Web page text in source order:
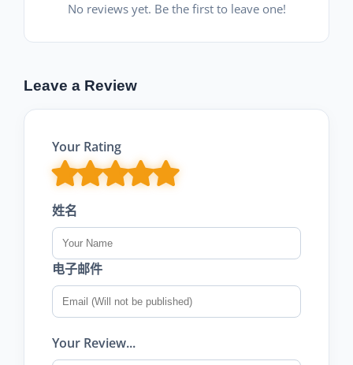
No reviews yet. Be the first to leave one!
Leave a Review
Your Rating
姓名
电子邮件
Your Review...